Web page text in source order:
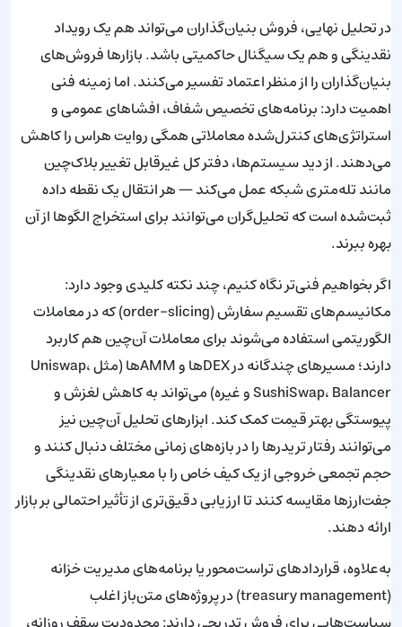
در تحلیل نهایی، فروش بنیان‌گذاران می‌تواند هم یک رویداد
نقدینگی و هم یک سیگنال حاکمیتی باشد. بازارها فروش‌های
بنیان‌گذاران را از منظر اعتماد تفسیر می‌کنند. اما زمینه فنی
اهمیت دارد: برنامه‌های تخصیص شفاف، افشاهای عمومی و
استراتژی‌های کنترل‌شده معاملاتی همگی روایت هراس را کاهش
می‌دهند. از دید سیستم‌ها، دفتر کل غیرقابل تغییر بلاک‌چین
مانند تله‌متری شبکه عمل می‌کند — هر انتقال یک نقطه داده
ثبت‌شده است که تحلیل‌گران می‌توانند برای استخراج الگوها از آن
بهره ببرند.
اگر بخواهیم فنی‌تر نگاه کنیم، چند نکته کلیدی وجود دارد:
مکانیسم‌های تقسیم سفارش (order-slicing) که در معاملات
الگوریتمی استفاده می‌شوند برای معاملات آن‌چین هم کاربرد
دارند؛ مسیرهای چندگانه در DEXها و AMMها (مثل Uniswap،
SushiSwap، Balancer و غیره) می‌تواند به کاهش لغزش و
پیوستگی بهتر قیمت کمک کند. ابزارهای تحلیل آن‌چین نیز
می‌توانند رفتار تریدرها را در بازه‌های زمانی مختلف دنبال کنند و
حجم تجمعی خروجی از یک کیف خاص را با معیارهای نقدینگی
جفت‌ارزها مقایسه کنند تا ارزیابی دقیق‌تری از تأثیر احتمالی بر بازار
ارائه دهند.
به‌علاوه، قراردادهای تراست‌محور یا برنامه‌های مدیریت خزانه
(treasury management) در پروژه‌های متن‌باز اغلب